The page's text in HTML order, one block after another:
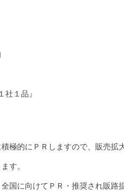
１品』
極的にＰＲしますので、販売拡
す。
国に向けてＰＲ・推奨され販路